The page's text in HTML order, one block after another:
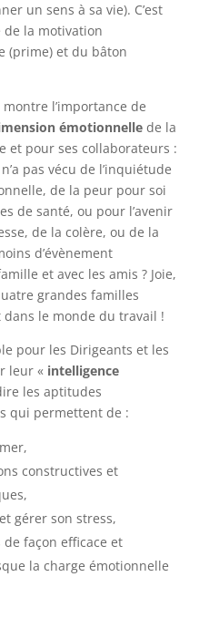
un sens à sa vie). C’est
la motivation
(prime) et du bâton
l’importance de
émotionnellede la
et pour ses collaborateurs :
pas vécu de l’inquiétude
de la peur pour soi
de santé, ou pour l’avenir
de la colère, ou de la
d’évènement
et avec les amis ? Joie,
grandes familles
dans le monde du travail !
pour les Dirigeants et les
leur « intelligence
les aptitudes
qui permettent de :
constructives et
gérer son stress,
façon efficace et
la charge émotionnelle